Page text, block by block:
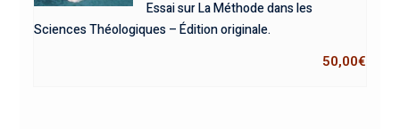
Essai sur La Méthode dans les
Sciences Théologiques – Édition originale.
50,00€